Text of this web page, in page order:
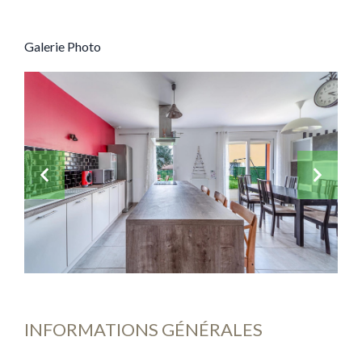
Galerie Photo
INFORMATIONS GÉNÉRALES